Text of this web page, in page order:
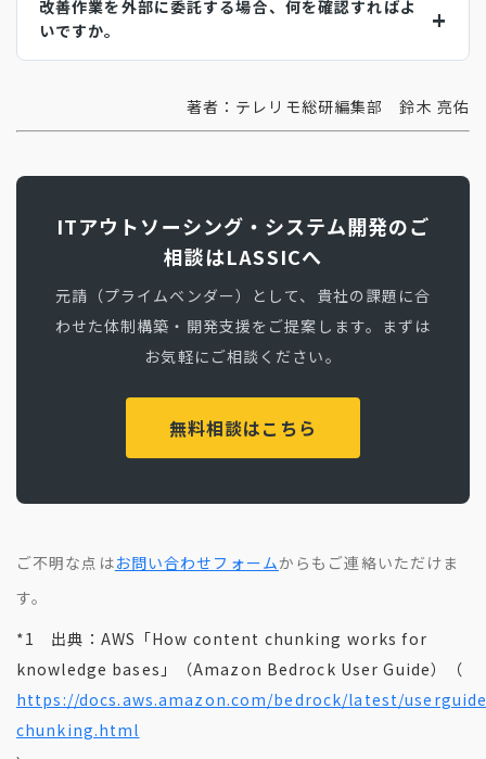
改善作業を外部に委託する場合、何を確認すればよ
いですか。
著者：テレリモ総研編集部 鈴木 亮佑
ITアウトソーシング・システム開発のご
相談はLASSICへ
元請（プライムベンダー）として、貴社の課題に合
わせた体制構築・開発支援をご提案します。まずは
お気軽にご相談ください。
無料相談はこちら
ご不明な点はお問い合わせフォームからもご連絡いただけま
す。
*1 出典：AWS「How content chunking works for
knowledge bases」（Amazon Bedrock User Guide）（
https://docs.aws.amazon.com/bedrock/latest/
chunking.html